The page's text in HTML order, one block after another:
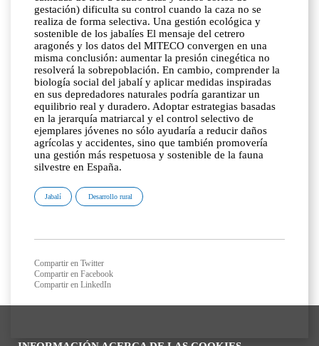
gestación) dificulta su control cuando la caza no se
realiza de forma selectiva. Una gestión ecológica y
sostenible de los jabalíes El mensaje del cetrero
aragonés y los datos del MITECO convergen en una
misma conclusión: aumentar la presión cinegética no
resolverá la sobrepoblación. En cambio, comprender la
biología social del jabalí y aplicar medidas inspiradas
en sus depredadores naturales podría garantizar un
equilibrio real y duradero. Adoptar estrategias basadas
en la jerarquía matriarcal y el control selectivo de
ejemplares jóvenes no sólo ayudaría a reducir daños
agrícolas y accidentes, sino que también promovería
una gestión más respetuosa y sostenible de la fauna
silvestre en España.
Jabalí Desarrollo rural
Compartir en Twitter
Compartir en Facebook
Compartir en LinkedIn